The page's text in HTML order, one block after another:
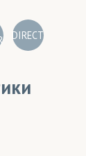
DIRECT